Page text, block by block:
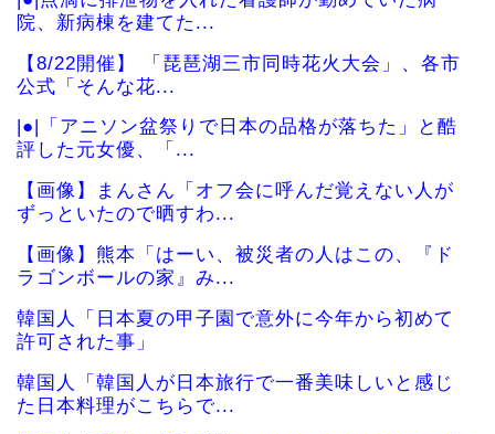
院、新病棟を建てた...
【8/22開催】 「琵琶湖三市同時花火大会」、各市
公式「そんな花...
|●|「アニソン盆祭りで日本の品格が落ちた」と酷
評した元女優、「...
【画像】まんさん「オフ会に呼んだ覚えない人が
ずっといたので晒すわ...
【画像】熊本「はーい、被災者の人はこの、『ド
ラゴンボールの家』み...
韓国人「日本夏の甲子園で意外に今年から初めて
許可された事」
韓国人「韓国人が日本旅行で一番美味しいと感じ
た日本料理がこちらで...